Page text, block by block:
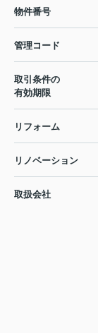
物件番号
管理コード
取引条件の
有効期限
リフォーム
リノベーション
取扱会社